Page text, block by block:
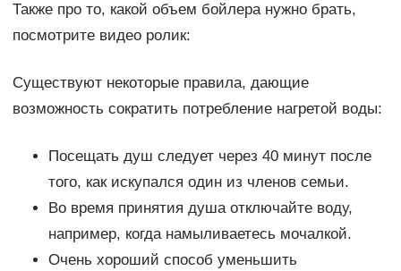
Также про то, какой объем бойлера нужно брать,
посмотрите видео ролик:
Существуют некоторые правила, дающие
возможность сократить потребление нагретой воды:
Посещать душ следует через 40 минут после
того, как искупался один из членов семьи.
Во время принятия душа отключайте воду,
например, когда намыливаетесь мочалкой.
Очень хороший способ уменьшить